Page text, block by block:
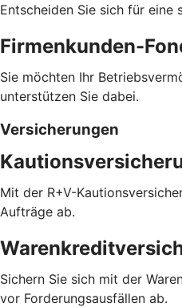
Entscheiden Sie sich für eine
Firmenkunden-
Sie möchten Ihr
unterstützen Sie dabei.
Versicherungen
Mit der R+V-
Aufträge ab.
Sichern Sie sich mit der
vor Forderungsausfällen ab.